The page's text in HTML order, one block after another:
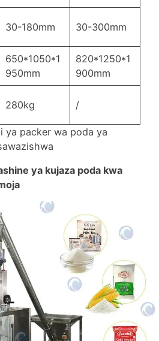
30-180mm 30-300mm
650*1050*1
950mm
820*1250*1
900mm
280kg /
ya packer wa poda ya
ya kujaza poda kwa